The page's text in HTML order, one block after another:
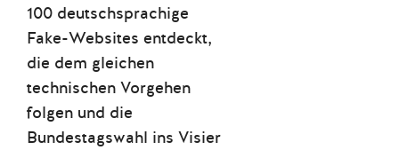
100 deutschsprachige
Fake-Websites entdeckt,
die dem gleichen
technischen Vorgehen
folgen und die
Bundestagswahl ins Visier